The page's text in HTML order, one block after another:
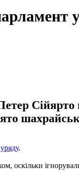
Сійярто
.
оскільки